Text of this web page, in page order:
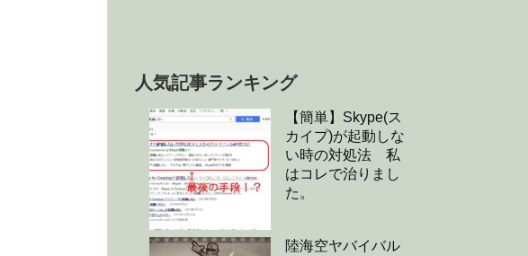
人気記事ランキング
【簡単】Skype(ス
カイプ)が起動しな
い時の対処法 私
はコレで治りまし
た。
陸海空ヤバイバル